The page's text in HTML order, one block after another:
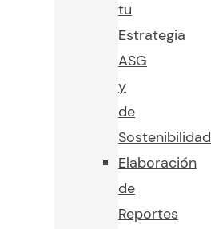
tu
Estrategia
ASG
y
de
Sostenibilidad
Elaboración
de
Reportes